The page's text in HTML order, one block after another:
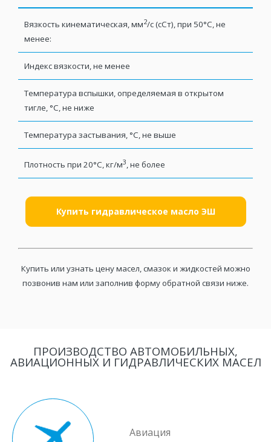
Вязкость кинематическая, мм2/с (сСт), при 50°С, не
менее:
Индекс вязкости, не менее
Температура вспышки, определяемая в открытом
тигле, °С, не ниже
Температура застывания, °С, не выше
Плотность при 20°С, кг/м3, не более
Купить гидравлическое масло ЭШ
Купить или узнать цену масел, смазок и жидкостей можно
позвонив нам или заполнив форму обратной связи ниже.
ПРОИЗВОДСТВО АВТОМОБИЛЬНЫХ,
АВИАЦИОННЫХ И ГИДРАВЛИЧЕСКИХ МАСЕЛ
Авиация